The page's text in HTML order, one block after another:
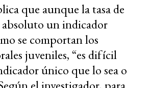
que aunque la tasa de
un indicador
se comportan los
juveniles, “es difícil
único que lo sea o